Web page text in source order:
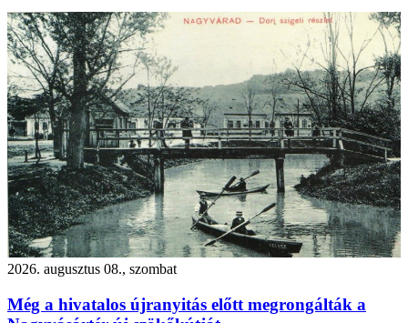
2026. augusztus 08., szombat
Még a hivatalos újranyitás előtt megrongálták a